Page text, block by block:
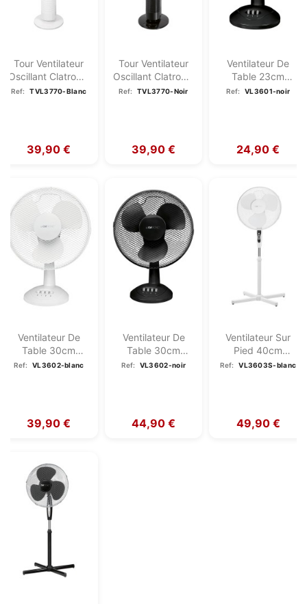
Tour Ventilateur
Oscillant Clatronic
TVL 3770...
Ref: TVL3770-Blanc
39,90 €
Tour Ventilateur
Oscillant Clatronic
TVL 3770 Noir
Ref: TVL3770-Noir
39,90 €
Ventilateur De
Table 23cm
Clatronic VL 3601
Ref: VL3601-noir
24,90 €
Ventilateur De
Table 30cm
Clatronic VL 3602
Ref: VL3602-blanc
39,90 €
Ventilateur De
Table 30cm
Clatronic VL 3602
Ref: VL3602-noir
44,90 €
Ventilateur Sur
Pied 40cm
Clatronic VL
Ref: VL3603S-blanc
49,90 €